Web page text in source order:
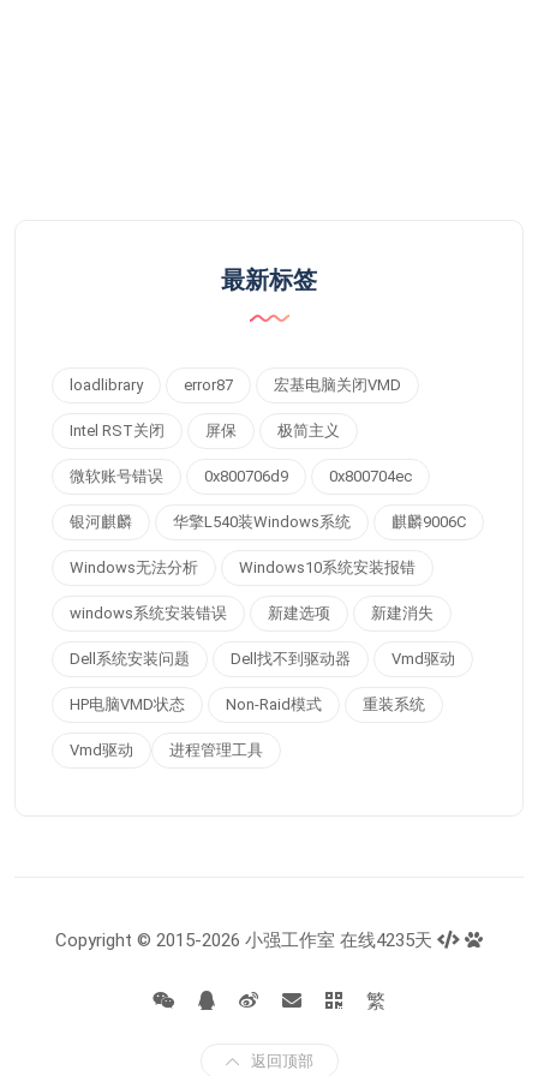
最新标签
loadlibrary error87 宏基电脑关闭VMD
Intel RST关闭 屏保 极简主义
微软账号错误 0x800706d9 0x800704ec
银河麒麟 华擎L540装Windows系统 麒麟9006C
Windows无法分析 Windows10系统安装报错
windows系统安装错误 新建选项 新建消失
Dell系统安装问题 Dell找不到驱动器 Vmd驱动
HP电脑VMD状态 Non-Raid模式 重装系统
Vmd驱动 进程管理工具
Copyright © 2015-2026 小强工作室 在线4235天
繁
返回顶部